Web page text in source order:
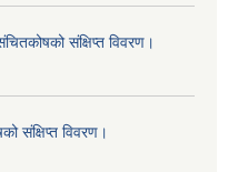
संक्षिप्त विवरण।
संक्षिप्त विवरण।